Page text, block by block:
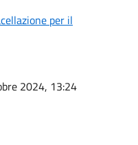
per il
2024, 13:24